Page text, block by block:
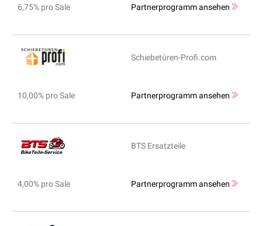
6,75% pro Sale Partnerprogramm ansehen
Schiebetüren-Profi.com
10,00% pro Sale Partnerprogramm ansehen
BTS Ersatzteile
4,00% pro Sale Partnerprogramm ansehen